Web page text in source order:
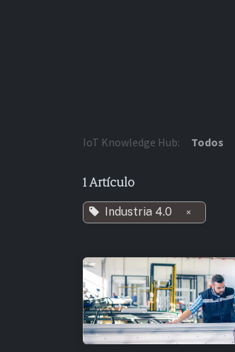
IoT Knowledge Hub: Todos
1 Artículo
Industria 4.0 ×